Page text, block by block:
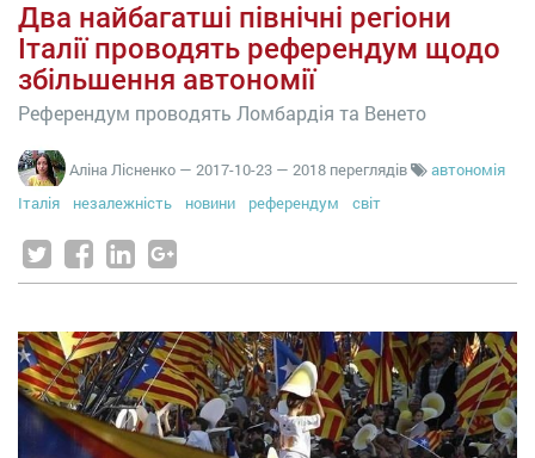
Два найбагатші північні регіони
Італії проводять референдум щодо
збільшення автономії
Референдум проводять Ломбардія та Венето
Аліна Лісненко — 2017-10-23 — 2018 переглядів
автономія
Італія
незалежність новини референдум світ